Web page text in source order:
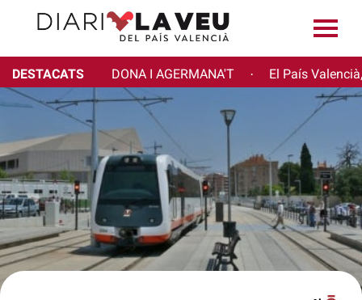
DESTACATS DONA I AGERMANA'T · El País